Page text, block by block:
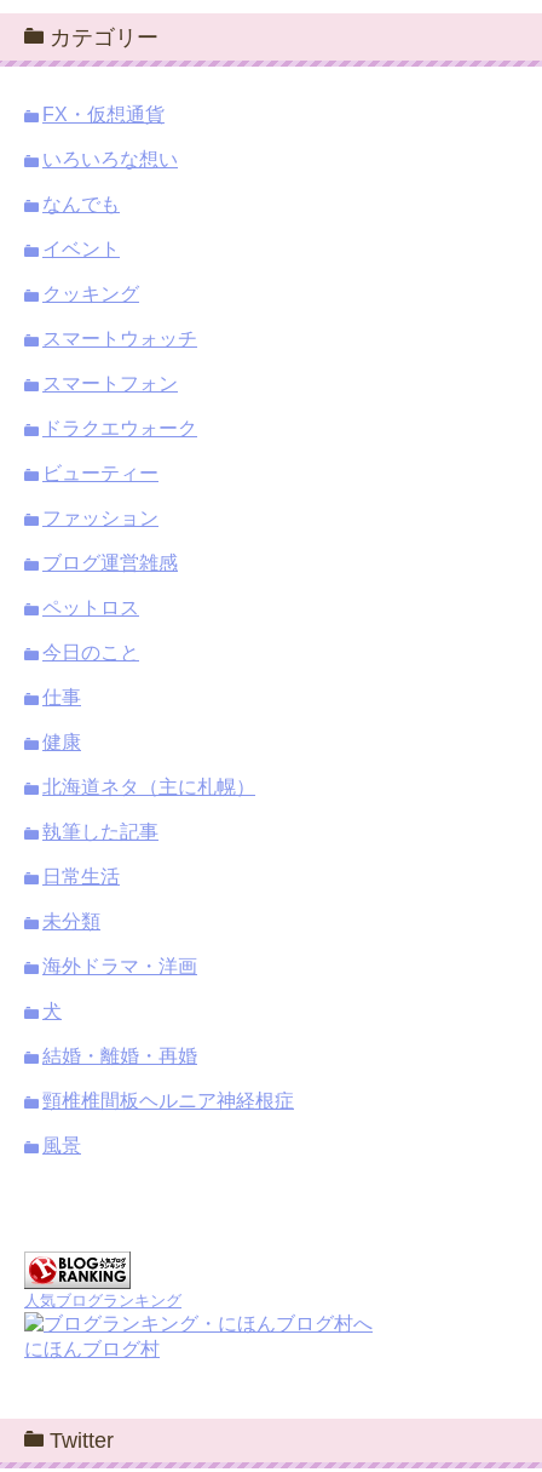
カ
イ
ブ
カテゴリー
FX・仮想通貨
いろいろな想い
なんでも
イベント
クッキング
スマートウォッチ
スマートフォン
ドラクエウォーク
ビューティー
ファッション
ブログ運営雑感
ペットロス
今日のこと
仕事
健康
北海道ネタ（主に札幌）
執筆した記事
日常生活
未分類
海外ドラマ・洋画
犬
結婚・離婚・再婚
頸椎椎間板ヘルニア神経根症
風景
人気ブログランキング
にほんブログ村
Twitter